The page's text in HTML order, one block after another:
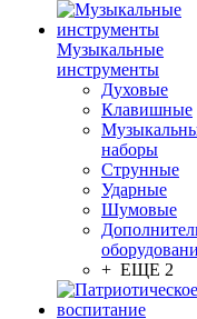
Музыкальные
инструменты
Духовые
Клавишные
наборы
Струнные
Ударные
Шумовые
+ ЕЩЕ 2